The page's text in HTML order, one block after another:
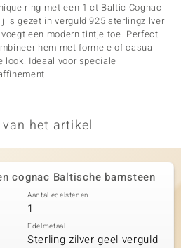
ring met een 1 ct Baltic Cognac
is gezet in verguld 925 sterlingzilver
een modern tintje toe. Perfect
hem met formele of casual
Ideaal voor speciale
het artikel
cognac Baltische barnsteen
Aantal edelstenen
1
Edelmetaal
Sterling zilver geel verguld